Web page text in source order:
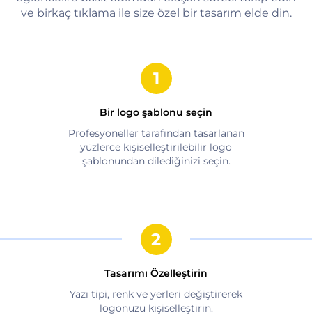
ve birkaç tıklama ile size özel bir tasarım elde din.
Bir logo şablonu seçin
Profesyoneller tarafından tasarlanan
yüzlerce kişiselleştirilebilir logo
şablonundan dilediğinizi seçin.
Tasarımı Özelleştirin
Yazı tipi, renk ve yerleri değiştirerek
logonuzu kişiselleştirin.